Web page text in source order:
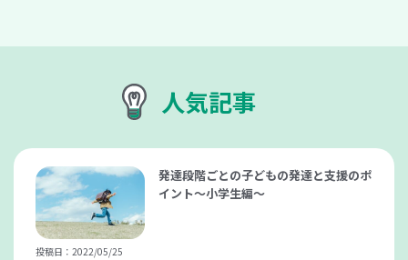
人気記事
発達段階ごとの子どもの発達と支援のポ
イント～小学生編～
投稿日：2022/05/25